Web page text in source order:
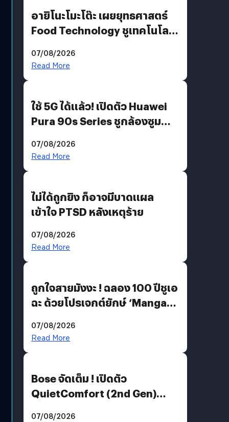
อายิโนะโมะโต๊ะ เผยยุทธศาสตร์
Food Technology ชูเทคโนโลยี
บริโภคและ B2B
07/08/2026
Read More
ใช้ 5G ได้แล้ว! เปิดตัว Huawei
Pura 90s Series ชูกล้องซูม
07/08/2026
Read More
ไม่ได้ถูกยิง ก็อาจมีบาดแผล
เข้าใจ PTSD หลังเหตุร้าย
07/08/2026
Read More
ถูกใจสายมังงะ ! ฉลอง 100 ปีชูเอ
ฉะ ด้วยโปรเจกต์ยักษ์ ‘Manga
มีภาษาไทยด้วย
07/08/2026
Read More
Bose จัดเต็ม ! เปิดตัว
QuietComfort (2nd Gen)
07/08/2026